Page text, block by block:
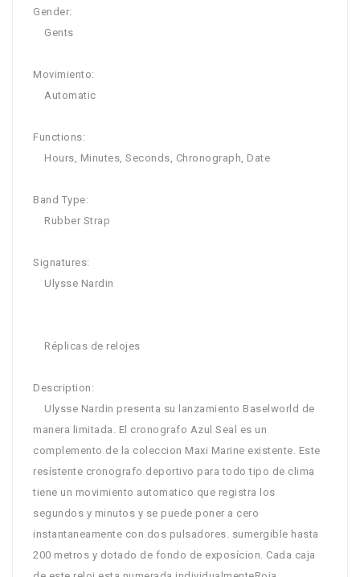
Gender:
Gents
Movimiento:
Automatic
Functions:
Hours, Minutes, Seconds, Chronograph, Date
Band Type:
Rubber Strap
Signatures:
Ulysse Nardin
Réplicas de relojes
Description:
Ulysse Nardin presenta su lanzamiento Baselworld de
manera limitada. El cronografo Azul Seal es un
complemento de la coleccion Maxi Marine existente. Este
resístente cronografo deportivo para todo tipo de clima
tiene un movimiento automatico que registra los
segundos y minutos y se puede poner a cero
instantaneamente con dos pulsadores. sumergible hasta
200 metros y dotado de fondo de exposícion. Cada caja